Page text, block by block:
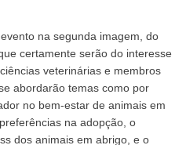
na segunda imagem, do
certamente serão do interesse
veterinárias e membros
abordarão temas como por
no bem-estar de animais em
na adopção, o
dos animais em abrigo, e o